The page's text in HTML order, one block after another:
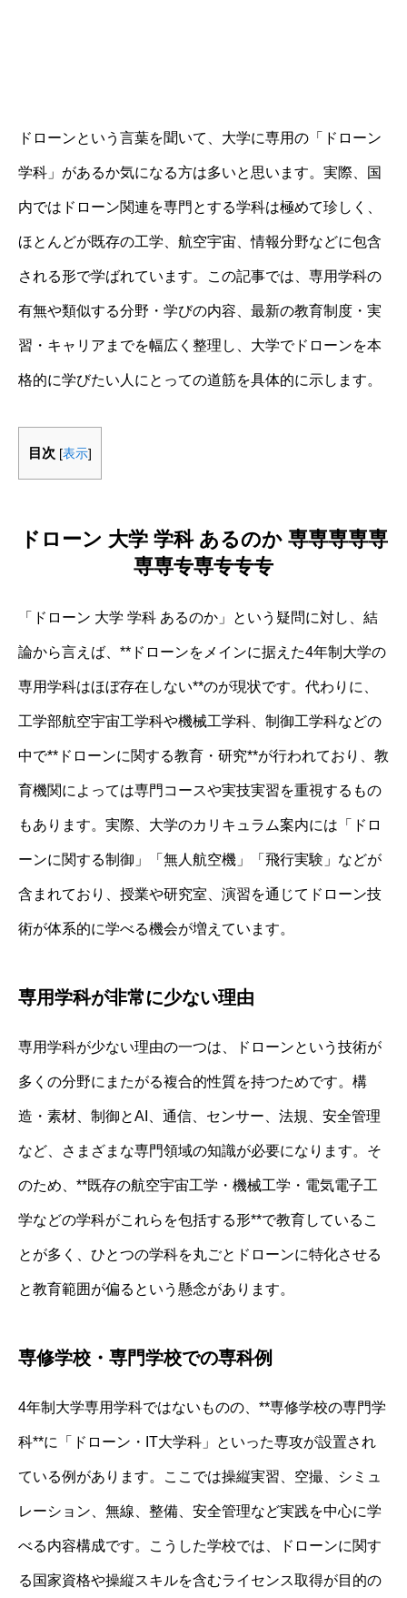
ドローンという言葉を聞いて、大学に専用の「ドローン
学科」があるか気になる方は多いと思います。実際、国
内ではドローン関連を専門とする学科は極めて珍しく、
ほとんどが既存の工学、航空宇宙、情報分野などに包含
される形で学ばれています。この記事では、専用学科の
有無や類似する分野・学びの内容、最新の教育制度・実
習・キャリアまでを幅広く整理し、大学でドローンを本
格的に学びたい人にとっての道筋を具体的に示します。
目次 [表示]
ドローン 大学 学科 あるのか 専専専専専
専専专専专专专
「ドローン 大学 学科 あるのか」という疑問に対し、結
論から言えば、**ドローンをメインに据えた4年制大学の
専用学科はほぼ存在しない**のが現状です。代わりに、
工学部航空宇宙工学科や機械工学科、制御工学科などの
中で**ドローンに関する教育・研究**が行われており、教
育機関によっては専門コースや実技実習を重視するもの
もあります。実際、大学のカリキュラム案内には「ドロ
ーンに関する制御」「無人航空機」「飛行実験」などが
含まれており、授業や研究室、演習を通じてドローン技
術が体系的に学べる機会が増えています。
専用学科が非常に少ない理由
専用学科が少ない理由の一つは、ドローンという技術が
多くの分野にまたがる複合的性質を持つためです。構
造・素材、制御とAI、通信、センサー、法規、安全管理
など、さまざまな専門領域の知識が必要になります。そ
のため、**既存の航空宇宙工学・機械工学・電気電子工
学などの学科がこれらを包括する形**で教育しているこ
とが多く、ひとつの学科を丸ごとドローンに特化させる
と教育範囲が偏るという懸念があります。
専修学校・専門学校での専科例
4年制大学専用学科ではないものの、**専修学校の専門学
科**に「ドローン・IT大学科」といった専攻が設置され
ている例があります。ここでは操縦実習、空撮、シミュ
レーション、無線、整備、安全管理など実践を中心に学
べる内容構成です。こうした学校では、ドローンに関す
る国家資格や操縦スキルを含むライセンス取得が目的の